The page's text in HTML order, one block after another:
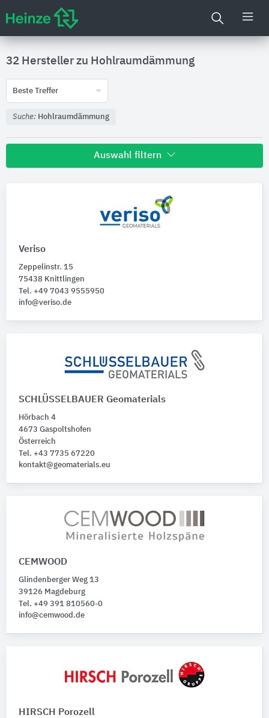
32 Hersteller zu Hohlraumdämmung
Beste Treffer
Suche: Hohlraumdämmung
Auswahl filtern
Umweltdeklarationen (EPDs)
Dämmstoffe
Abstandsmontagesysteme
Folie
Veriso
Zeppelinstr. 15
75438 Knittlingen
Tel. +49 7043 9555950
info@veriso.de
SCHLÜSSELBAUER Geomaterials
Hörbach 4
4673 Gaspoltshofen
Österreich
Tel. +43 7735 67220
kontakt@geomaterials.eu
CEMWOOD
Glindenberger Weg 13
39126 Magdeburg
Tel. +49 391 810560-0
info@cemwood.de
HIRSCH Porozell